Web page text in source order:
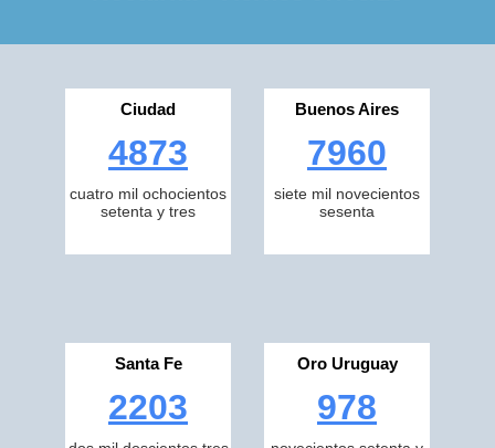
Ciudad
4873
cuatro mil ochocientos
setenta y tres
Buenos Aires
7960
siete mil novecientos
sesenta
Santa Fe
2203
Oro Uruguay
978